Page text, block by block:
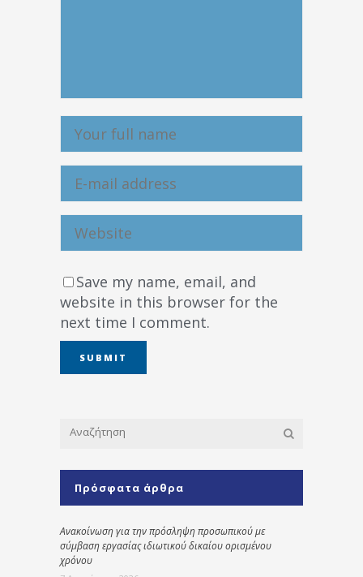
Save my name, email, and
website in this browser for the
next time I comment.
Πρόσφατα άρθρα
Ανακοίνωση για την πρόσληψη προσωπικού με
σύμβαση εργασίας ιδιωτικού δικαίου ορισμένου
χρόνου